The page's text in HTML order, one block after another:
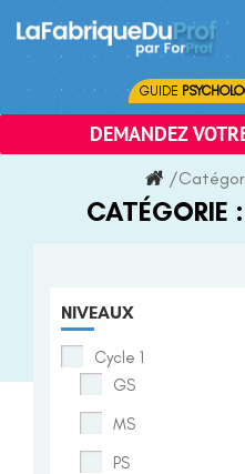
content
GUIDE
DEMANDEZ
/
CATÉGORIE :
NIVEAUX
Cycle 1
GS
MS
PS